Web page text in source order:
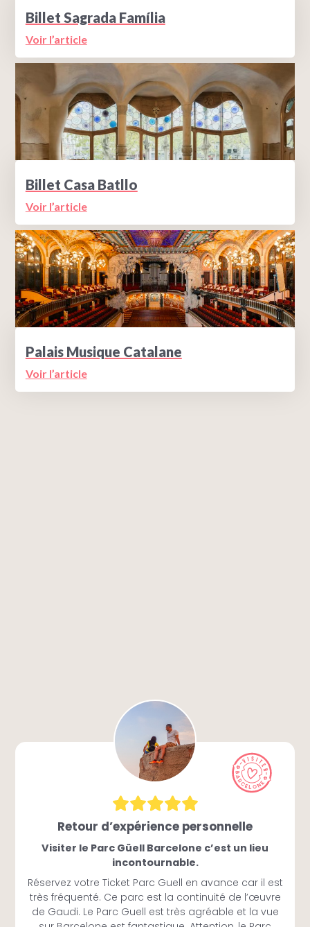
Billet Sagrada Família
Voir l’article
Billet Casa Batllo
Voir l’article
Palais Musique Catalane
Voir l’article
Retour d’expérience personnelle
Visiter le Parc Güell Barcelone c’est un lieu
incontournable.
Réservez votre Ticket Parc Guell en avance car il est
très fréquenté. Ce parc est la continuité de l’œuvre
de Gaudi. Le Parc Guell est très agréable et la vue